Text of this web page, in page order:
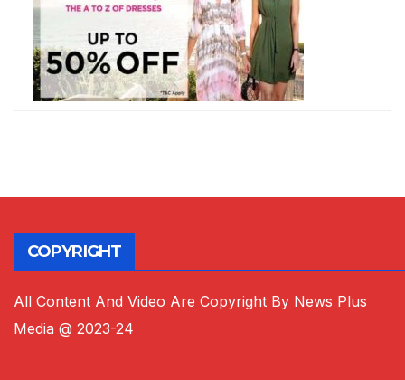
COPYRIGHT
All Content And Video Are Copyright By News Plus
Media @ 2023-24